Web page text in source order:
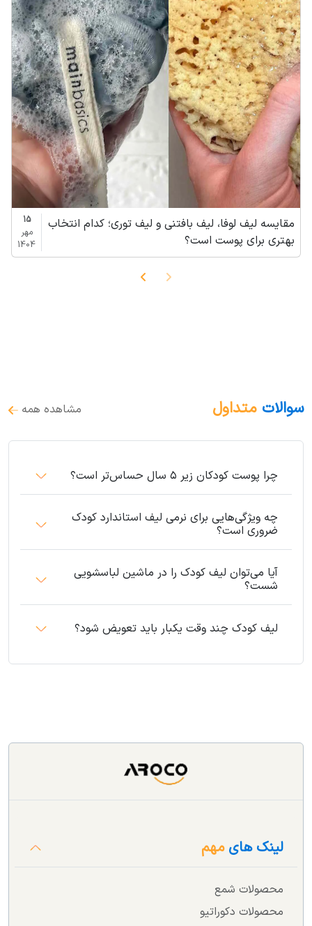
مقایسه لیف لوفا، لیف بافتنی و لیف توری؛ کدام انتخاب
بهتری برای پوست است؟
15
مهر
1404
سوالات متداول مشاهده همه
چرا پوست کودکان زیر ۵ سال حساس‌تر است؟
چه ویژگی‌هایی برای نرمی لیف استاندارد کودک
ضروری است؟
آیا می‌توان لیف کودک را در ماشین لباسشویی
شست؟
لیف کودک چند وقت یکبار باید تعویض شود؟
لینک هایمهم
محصولات شمع
محصولات دکوراتیو